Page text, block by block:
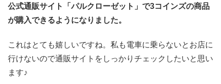
公式通販サイト「パルクローゼット」で3コインズの商品
が購入できるようになりました。
これはとても嬉しいですね。私も電車に乗らないとお店に
行けないので通販サイトをしっかりチェックしたいと思い
ます♪